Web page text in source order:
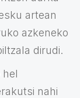
artean
azkeneko
dirudi.
hel
nahi